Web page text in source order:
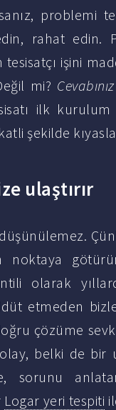
problemi
rahat edin.
işini
mi?
ilk
şekilde
ulaştırır
noktaya
olarak
etmeden
çözüme
belki de bir
sorunu
Logar yeri tespiti